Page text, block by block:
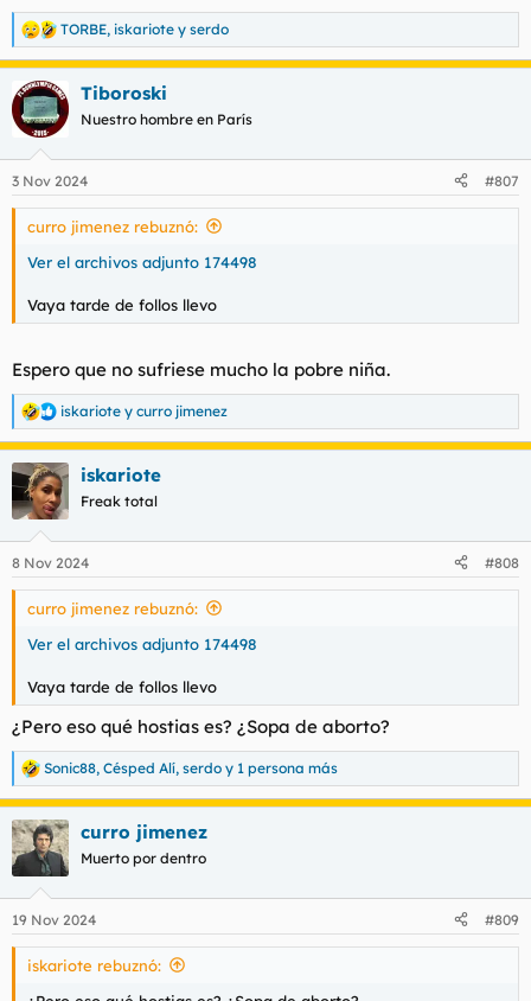
R
e
a
c
c
i
e
s
TORBE, iskariote y serdo
Tiboroski
Nuestro hombre en París
3 Nov 2024 #807
curro jimenez rebuznó:
Ver el archivos adjunto 174498
Vaya tarde de follos llevo
Espero que no sufriese mucho la pobre niña.
R
e
a
c
c
i
e
s
iskariote y curro jimenez
iskariote
Freak total
8 Nov 2024 #808
curro jimenez rebuznó:
Ver el archivos adjunto 174498
Vaya tarde de follos llevo
¿Pero eso qué hostias es? ¿Sopa de aborto?
R
e
a
c
c
e
s
Sonic88, Césped Alí, serdo y 1 persona más
curro jimenez
Muerto por dentro
19 Nov 2024 #809
iskariote rebuznó: